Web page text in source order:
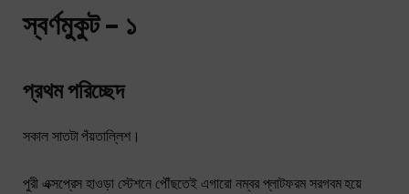
স্বর্ণমুকুট – ১
প্রথম পরিচ্ছেদ
সকাল সাতটা পঁয়তাল্লিশ।
পুরী এক্সপ্রেস হাওড়া স্টেশনে পৌঁছতেই এগারো নম্বর প্লাটফরম সরগবম হয়ে